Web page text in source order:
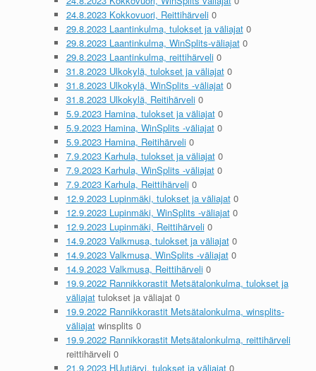
24.8.2023 Kokkovuori, Reittihärveli0
29.8.2023 Laantinkulma, tulokset ja väliajat0
29.8.2023 Laantinkulma, WinSplits-väliajat0
29.8.2023 Laantinkulma, reittihärveli0
31.8.2023 Ulkokylä, tulokset ja väliajat0
31.8.2023 Ulkokylä, WinSplits -väliajat0
31.8.2023 Ulkokylä, Reitihärveli0
5.9.2023 Hamina, tulokset ja väliajat0
5.9.2023 Hamina, WinSplits -väliajat0
5.9.2023 Hamina, Reitihärveli0
7.9.2023 Karhula, tulokset ja väliajat0
7.9.2023 Karhula, WinSplits -väliajat0
7.9.2023 Karhula, Reittihärveli0
12.9.2023 Lupinmäki, tulokset ja väliajat0
12.9.2023 Lupinmäki, WinSplits -väliajat0
12.9.2023 Lupinmäki, Reittihärveli0
14.9.2023 Valkmusa, tulokset ja väliajat0
14.9.2023 Valkmusa, WinSplits -väliajat0
14.9.2023 Valkmusa, Reittihärveli0
19.9.2022 Rannikkorastit Metsätalonkulma, tulokset ja
väliajattulokset ja väliajat 0
19.9.2022 Rannikkorastit Metsätalonkulma, winsplits-
väliajatwinsplits 0
19.9.2022 Rannikkorastit Metsätalonkulma, reittihärveli
reittihärveli 0
21.9.2023 HUutjärvi, tulokset ja väliajat0